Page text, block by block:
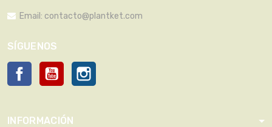
Email: contacto@plantket.com
SÍGUENOS
Facebook YouTube
INFORMACIÓN